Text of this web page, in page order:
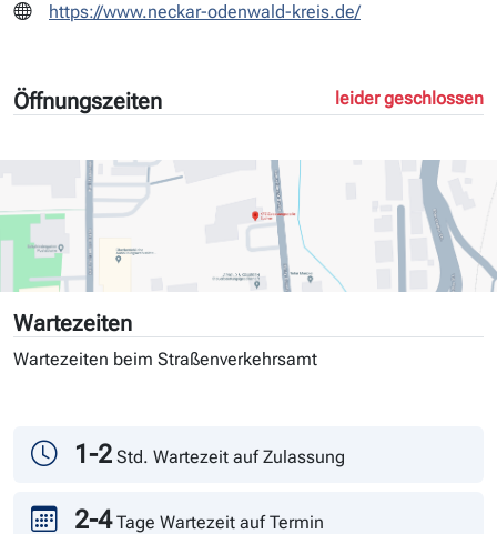
https://www.neckar-odenwald-kreis.de/
Öffnungszeiten leider geschlossen
Wartezeiten
Wartezeiten beim Straßenverkehrsamt
Andrang
1-2 Std. Wartezeit auf Zulassung
2-4 Tage Wartezeit auf Termin